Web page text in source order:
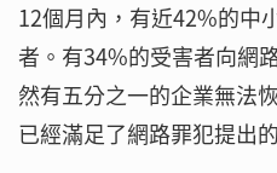
12個月內，有近42%的中
者。有34%的受害者向網
然有五分之一的企業無法
已經滿足了網路罪犯提出